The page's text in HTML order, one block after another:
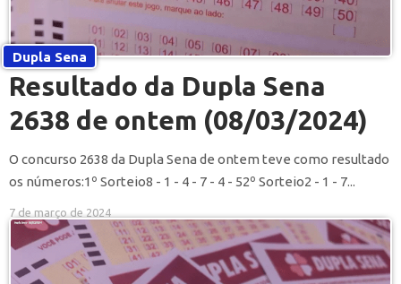
Dupla Sena
Resultado da Dupla Sena
2638 de ontem (08/03/2024)
O concurso 2638 da Dupla Sena de ontem teve como resultado
os números:1º Sorteio8 - 1 - 4 - 7 - 4 - 52º Sorteio2 - 1 - 7...
7 de março de 2024